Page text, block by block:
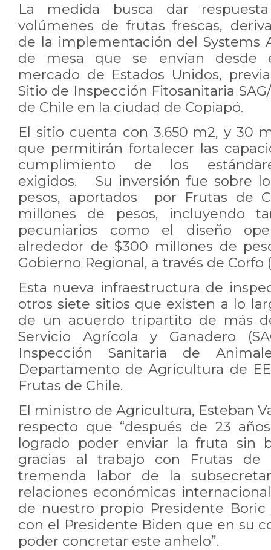
La medida busca dar
volúmenes de frutas frescas,
de la implementación del Systems
de mesa que se envían desde
mercado de Estados Unidos,
Sitio de Inspección Fitosanitaria
de Chile en la ciudad de Copiapó.
El sitio cuenta con 3.650 m2, y 30
que permitirán fortalecer las
cumplimiento de los
exigidos. Su inversión fue sobre
pesos, aportados por Frutas de
millones de pesos, incluyendo
pecuniarios como el diseño
alrededor de $300 millones de
Gobierno Regional, a través de Corfo
Esta nueva infraestructura de
otros siete sitios que existen a lo
de un acuerdo tripartito de más
Servicio Agrícola y Ganadero
Inspección Sanitaria de
Departamento de Agricultura de
Frutas de Chile.
El ministro de Agricultura, Esteban
respecto que “después de 23
logrado poder enviar la fruta sin
gracias al trabajo con Frutas de
tremenda labor de la
relaciones económicas
de nuestro propio Presidente
con el Presidente Biden que en su
poder concretar este anhelo”.